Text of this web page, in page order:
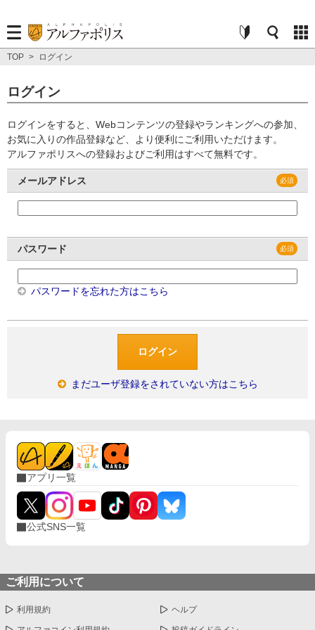
TOP > ログイン
ログイン
ログインをすると、Webコンテンツの登録やランキングへの参加、
お気に入りの作品登録など、より便利にご利用いただけます。
アルファポリスへの登録およびご利用はすべて無料です。
メールアドレス
パスワード
パスワードを忘れた方はこちら
まだユーザ登録をされていない方はこちら
アプリ一覧
公式SNS一覧
ご利用について
利用規約 ヘルプ